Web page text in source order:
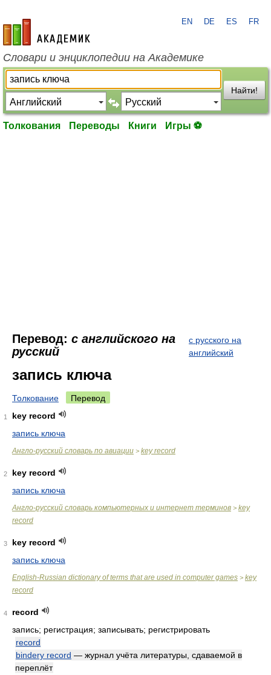
academic.ru
EN DE ES FR
Словари и энциклопедии на Академике
Найти!
Толкования Переводы Книги Игры ⚽
Перевод: с английского на
русский
с русского на
английский
запись ключа
Толкование Перевод
1
key record
запись ключа
Англо-русский словарь по авиации > key record
2
key record
запись ключа
Англо-русский словарь компьютерных и интернет терминов > key
record
3
key record
запись ключа
English-Russian dictionary of terms that are used in computer games > key
record
4
record
запись; регистрация; записывать; регистрировать
record
bindery record — журнал учёта литературы, сдаваемой в
переплёт